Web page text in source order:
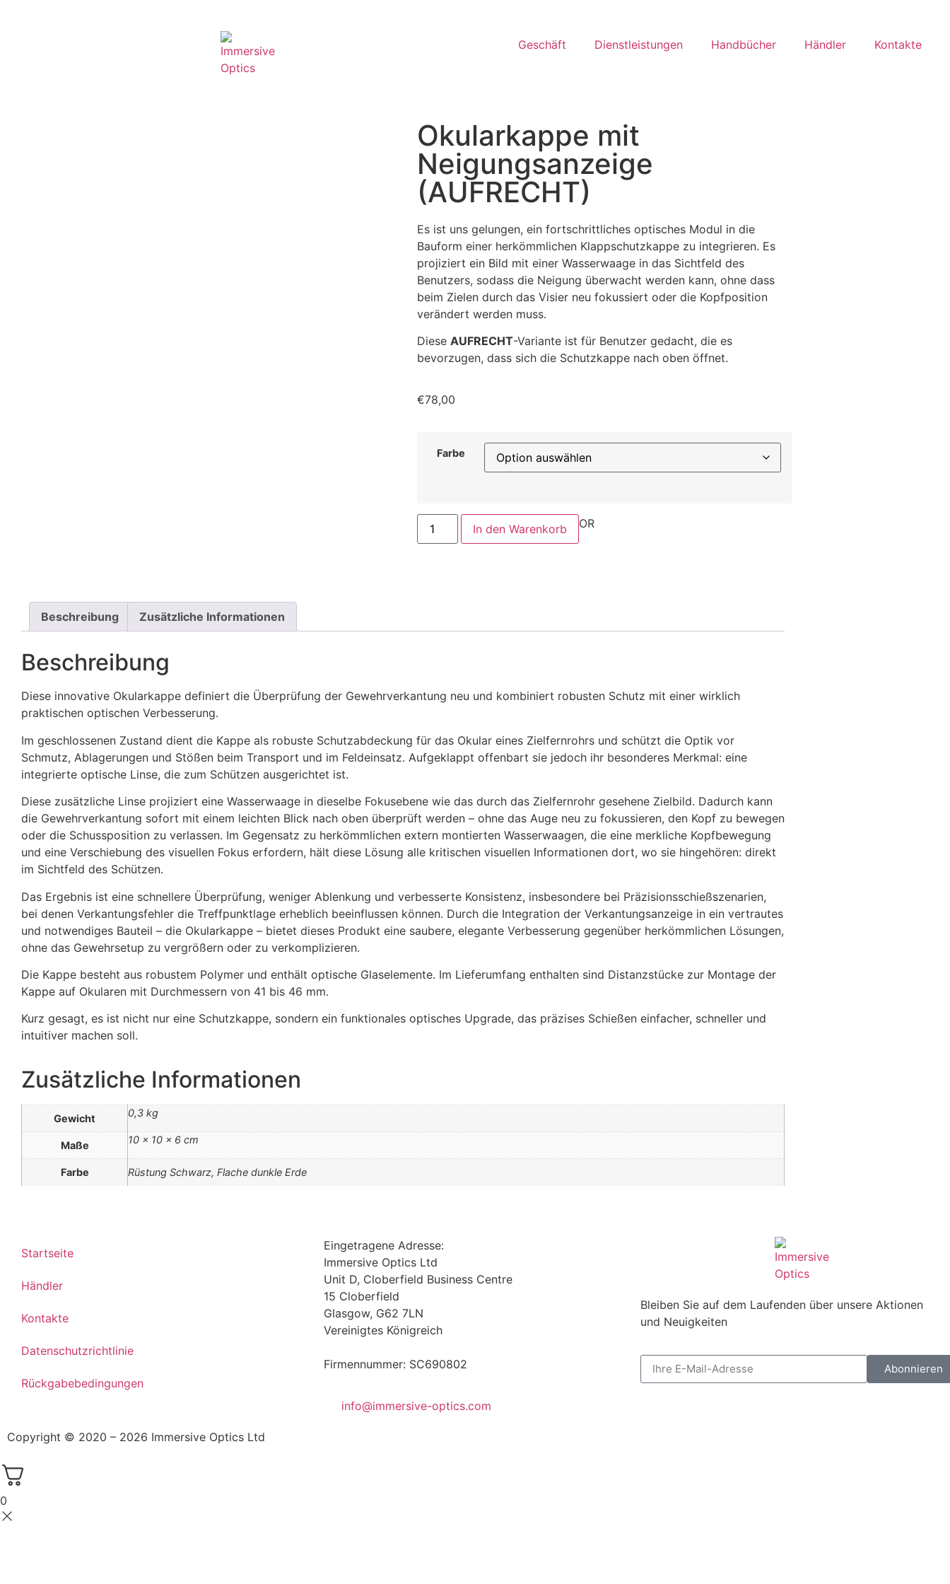
Geschäft Dienstleistungen Handbücher Händler Kontakte
Okularkappe mit
Neigungsanzeige
(AUFRECHT)
Es ist uns gelungen, ein fortschrittliches optisches Modul in die
Bauform einer herkömmlichen Klappschutzkappe zu integrieren. Es
projiziert ein Bild mit einer Wasserwaage in das Sichtfeld des
Benutzers, sodass die Neigung überwacht werden kann, ohne dass
beim Zielen durch das Visier neu fokussiert oder die Kopfposition
verändert werden muss.
Diese AUFRECHT-Variante ist für Benutzer gedacht, die es
bevorzugen, dass sich die Schutzkappe nach oben öffnet.
€78,00
Farbe
In den Warenkorb OR
Beschreibung Zusätzliche Informationen
Beschreibung
Diese innovative Okularkappe definiert die Überprüfung der Gewehrverkantung neu und kombiniert robusten Schutz mit einer wirklich
praktischen optischen Verbesserung.
Im geschlossenen Zustand dient die Kappe als robuste Schutzabdeckung für das Okular eines Zielfernrohrs und schützt die Optik vor
Schmutz, Ablagerungen und Stößen beim Transport und im Feldeinsatz. Aufgeklappt offenbart sie jedoch ihr besonderes Merkmal: eine
integrierte optische Linse, die zum Schützen ausgerichtet ist.
Diese zusätzliche Linse projiziert eine Wasserwaage in dieselbe Fokusebene wie das durch das Zielfernrohr gesehene Zielbild. Dadurch kann
die Gewehrverkantung sofort mit einem leichten Blick nach oben überprüft werden – ohne das Auge neu zu fokussieren, den Kopf zu bewegen
oder die Schussposition zu verlassen. Im Gegensatz zu herkömmlichen extern montierten Wasserwaagen, die eine merkliche Kopfbewegung
und eine Verschiebung des visuellen Fokus erfordern, hält diese Lösung alle kritischen visuellen Informationen dort, wo sie hingehören: direkt
im Sichtfeld des Schützen.
Das Ergebnis ist eine schnellere Überprüfung, weniger Ablenkung und verbesserte Konsistenz, insbesondere bei Präzisionsschießszenarien,
bei denen Verkantungsfehler die Treffpunktlage erheblich beeinflussen können. Durch die Integration der Verkantungsanzeige in ein vertrautes
und notwendiges Bauteil – die Okularkappe – bietet dieses Produkt eine saubere, elegante Verbesserung gegenüber herkömmlichen Lösungen,
ohne das Gewehrsetup zu vergrößern oder zu verkomplizieren.
Die Kappe besteht aus robustem Polymer und enthält optische Glaselemente. Im Lieferumfang enthalten sind Distanzstücke zur Montage der
Kappe auf Okularen mit Durchmessern von 41 bis 46 mm.
Kurz gesagt, es ist nicht nur eine Schutzkappe, sondern ein funktionales optisches Upgrade, das präzises Schießen einfacher, schneller und
intuitiver machen soll.
Zusätzliche Informationen
Gewicht 0,3 kg
Maße 10 × 10 × 6 cm
Farbe Rüstung Schwarz, Flache dunkle Erde
Startseite
Händler
Kontakte
Datenschutzrichtlinie
Rückgabebedingungen
Eingetragene Adresse:
Immersive Optics Ltd
Unit D, Cloberfield Business Centre
15 Cloberfield
Glasgow, G62 7LN
Vereinigtes Königreich
Firmennummer: SC690802
info@immersive-optics.com
Bleiben Sie auf dem Laufenden über unsere Aktionen
und Neuigkeiten
Abonnieren
Copyright © 2020 – 2026 Immersive Optics Ltd
0